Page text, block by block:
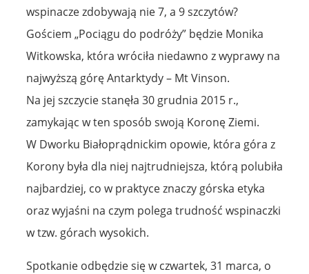
wspinacze zdobywają nie 7, a 9 szczytów?
Gościem „Pociągu do podróży” będzie Monika
Witkowska, która wróciła niedawno z wyprawy na
najwyższą górę Antarktydy – Mt Vinson.
Na jej szczycie stanęła 30 grudnia 2015 r.,
zamykając w ten sposób swoją Koronę Ziemi.
W Dworku Białoprądnickim opowie, która góra z
Korony była dla niej najtrudniejsza, którą polubiła
najbardziej, co w praktyce znaczy górska etyka
oraz wyjaśni na czym polega trudność wspinaczki
w tzw. górach wysokich.
Spotkanie odbędzie się w czwartek, 31 marca, o